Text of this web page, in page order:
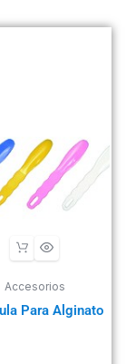
Accesorios
Para Alginato